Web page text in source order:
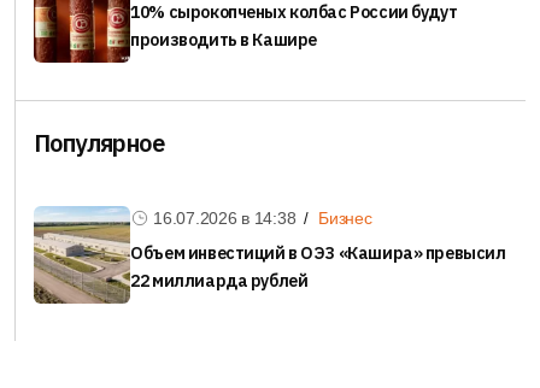
10% сырокопченых колбас России будут
производить в Кашире
Популярное
16.07.2026 в 14:38 Бизнес
Объем инвестиций в ОЭЗ «Кашира» превысил
22 миллиарда рублей